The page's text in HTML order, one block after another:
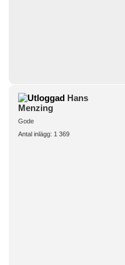
Hans
Menzing
Gode
Antal inlägg: 1 369